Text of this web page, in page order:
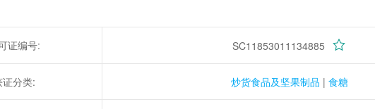
证编号: SC11853011134885
证分类: 炒货食品及坚果制品 | 食糖